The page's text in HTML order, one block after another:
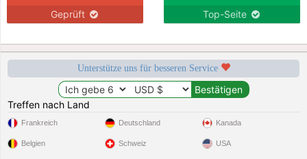
Geprüft Top-Seite
Unterstütze uns für besseren Service
Treffen nach Land
Frankreich
Belgien
Deutschland
Schweiz
Kanada
USA